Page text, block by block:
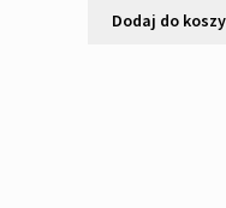
Dodaj do